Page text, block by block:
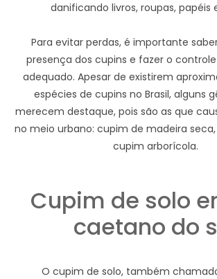
danificando livros, roupas, papéis
Para evitar perdas, é importante
presença dos cupins e fazer o
adequado. Apesar de existirem
espécies de cupins no Brasil, alguns
merecem destaque, pois são as que
no meio urbano: cupim de madeira
cupim arborícola.
Cupim de solo
caetano do
O cupim de solo, também